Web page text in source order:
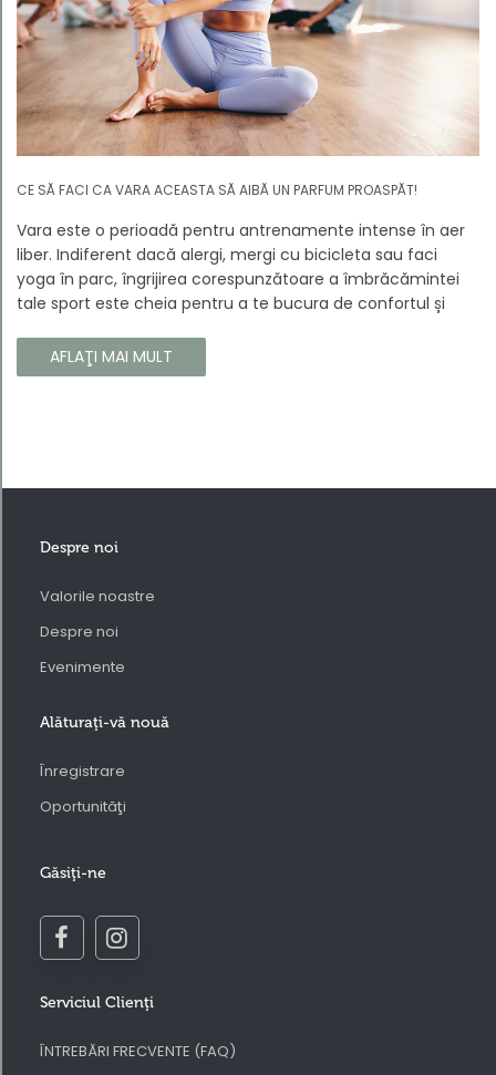
CE SĂ FACI CA VARA ACEASTA SĂ AIBĂ UN PARFUM PROASPĂT!
Vara este o perioadă pentru antrenamente intense în aer
liber. Indiferent dacă alergi, mergi cu bicicleta sau faci
yoga în parc, îngrijirea corespunzătoare a îmbrăcămintei
tale sport este cheia pentru a te bucura de confortul și
cum să vă îngrijiți corect îmbrăcămintea sport, astfel încât
să își păstreze proprietățile chiar și în timpul celor mai
AFLAŢI MAI MULT
Despre noi
Valorile noastre
Despre noi
Evenimente
Alăturaţi-vă nouă
Înregistrare
Oportunităţi
Găsiţi-ne
Serviciul Clienţi
ÎNTREBĂRI FRECVENTE (FAQ)